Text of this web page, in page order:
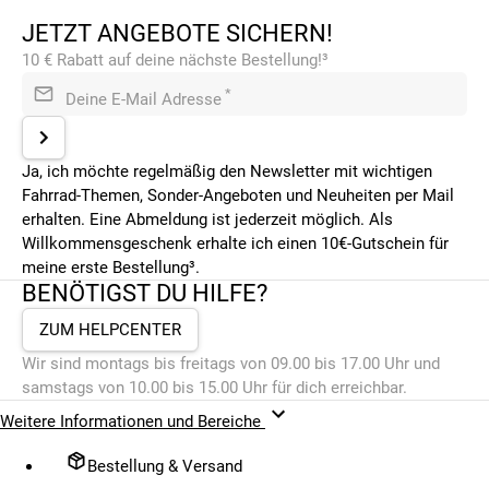
JETZT ANGEBOTE SICHERN!
10 € Rabatt auf deine nächste Bestellung!³
Deine E-Mail Adresse *
Ja, ich möchte regelmäßig den Newsletter mit wichtigen
Fahrrad-Themen, Sonder-Angeboten und Neuheiten per Mail
erhalten. Eine Abmeldung ist jederzeit möglich. Als
Willkommensgeschenk erhalte ich einen 10€-Gutschein für
meine erste Bestellung³.
BENÖTIGST DU HILFE?
ZUM HELPCENTER
Wir sind montags bis freitags von 09.00 bis 17.00 Uhr und
samstags von 10.00 bis 15.00 Uhr für dich erreichbar.
Weitere Informationen und Bereiche
Bestellung & Versand